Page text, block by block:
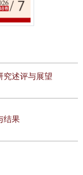
究述评与展望
结果